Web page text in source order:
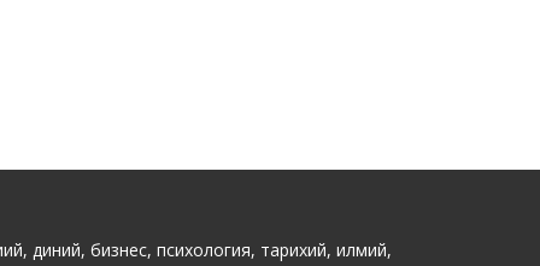
диний, бизнес, психология, тарихий, илмий,